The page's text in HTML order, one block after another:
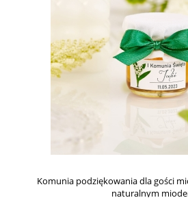
Komunia podziękowania dla gości
naturalnym